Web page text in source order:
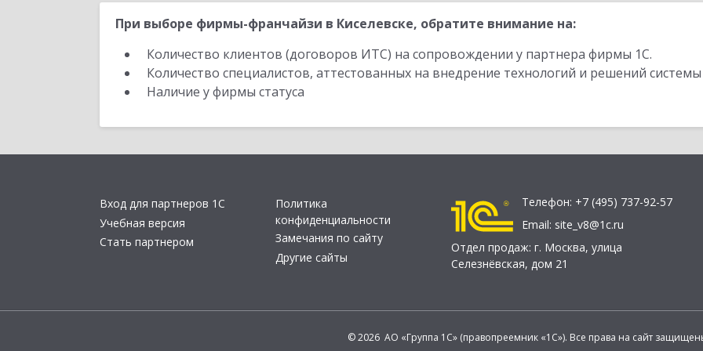
При выборе фирмы-франчайзи в Киселевске, обратите внимание на:
Количество клиентов (договоров ИТС) на сопровождении у партнера фирмы 1С.
Количество специалистов, аттестованных на внедрение технологий и решений
Наличие у фирмы статуса
Вход для партнеров 1С
Учебная версия
Стать партнером
Политика
конфиденциальности
Замечания по сайту
Другие сайты
Телефон: +7 (495) 737-92-57
Email: site_v8@1c.ru
Отдел продаж: г. Москва, улица
Селезнёвская, дом 21
© 2026 АО «Группа 1С» (правопреемник «1С»). Все права на сайт